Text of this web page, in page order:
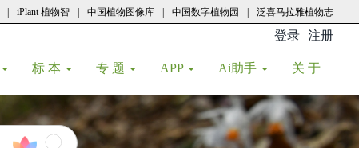
iPlant 植物智 中国植物图像库 中国数字植物园 泛喜马拉雅植物志
登录 注册
标 本 专 题 APP Ai助手 关 于